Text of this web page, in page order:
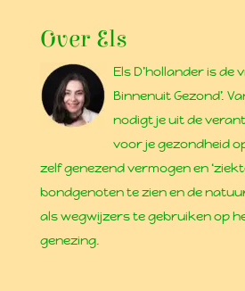
Over Els
Els D’hollander is de
Binnenuit Gezond’.
nodigt je uit de
voor je gezondheid
zelf genezend vermogen en
bondgenoten te zien en de
als wegwijzers te gebruiken op
genezing.